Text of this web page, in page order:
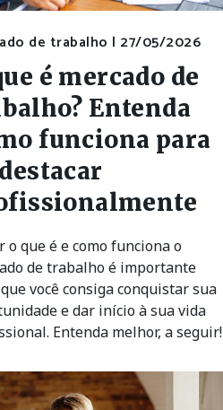
de trabalho | 27/05/2026
é mercado de
Entenda
funciona para
o que é e como funciona o
de trabalho é importante
você consiga conquistar sua
e dar início à sua vida
Entenda melhor, a seguir!